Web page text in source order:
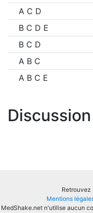
A C D
B C D E
B C D
A B C
A B C E
Discussion
Retrouvez
Mentions
MedShake.net n'utilise aucun